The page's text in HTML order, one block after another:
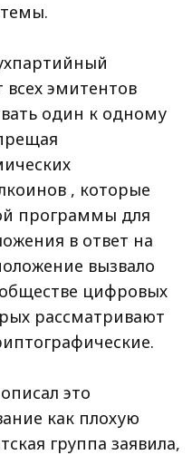
всех эмитентов
один к одному
, которые
программы для
в ответ на
вызвало
цифровых
рассматривают
это
как плохую
группа заявила,